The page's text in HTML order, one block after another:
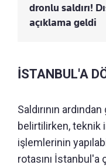
dronlu saldırı!
açıklama geldi
İSTANBUL'A
Saldırının
belirtilirken, teknik
işlemlerinin
rotasını